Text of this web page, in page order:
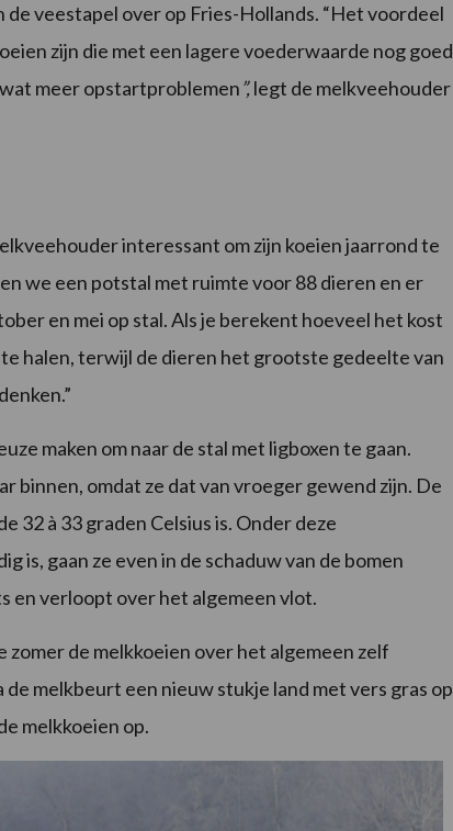
veestapel over op Fries-Hollands. “Het voordeel
zijn die met een lagere voederwaarde nog goed
meer opstartproblemen”,legt de melkveehouder
interessant om zijn koeien jaarrond te
we een potstal met ruimte voor 88 dieren en er
en mei op stal. Als je berekent hoeveel het kost
halen, terwijl de dieren het grootste gedeelte van
maken om naar de stal met ligboxen te gaan.
binnen, omdat ze dat van vroeger gewend zijn. De
32 à 33 graden Celsius is. Onder deze
is, gaan ze even in de schaduw van de bomen
en verloopt over het algemeen vlot.
zomer de melkkoeien over het algemeen zelf
melkbeurt een nieuw stukje land met vers gras op
melkkoeien op.